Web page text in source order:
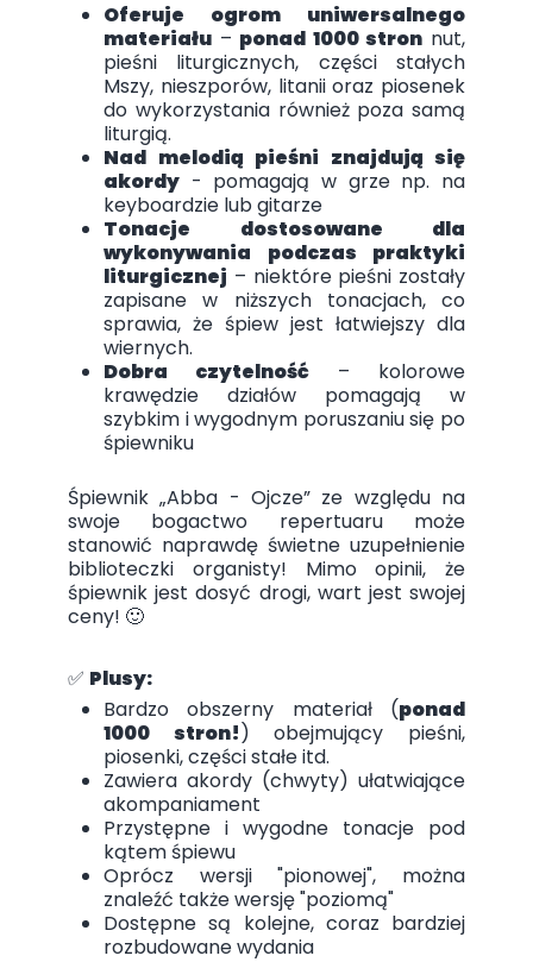
Oferuje ogrom uniwersalnego
materiału – ponad 1000 stron nut,
pieśni liturgicznych, części stałych
Mszy, nieszporów, litanii oraz piosenek
do wykorzystania również poza samą
liturgią.
Nad melodią pieśni znajdują się
akordy - pomagają w grze np. na
keyboardzie lub gitarze
Tonacje dostosowane dla
wykonywania podczas praktyki
liturgicznej – niektóre pieśni zostały
zapisane w niższych tonacjach, co
sprawia, że śpiew jest łatwiejszy dla
wiernych.
Dobra czytelność – kolorowe
krawędzie działów pomagają w
szybkim i wygodnym poruszaniu się po
śpiewniku
Śpiewnik „Abba - Ojcze” ze względu na
swoje bogactwo repertuaru może
stanowić naprawdę świetne uzupełnienie
biblioteczki organisty! Mimo opinii, że
śpiewnik jest dosyć drogi, wart jest swojej
ceny! 🙂
✅ Plusy:
Bardzo obszerny materiał (ponad
1000 stron!) obejmujący pieśni,
piosenki, części stałe itd.
Zawiera akordy (chwyty) ułatwiające
akompaniament
Przystępne i wygodne tonacje pod
kątem śpiewu
Oprócz wersji "pionowej", można
znaleźć także wersję "poziomą"
Dostępne są kolejne, coraz bardziej
rozbudowane wydania